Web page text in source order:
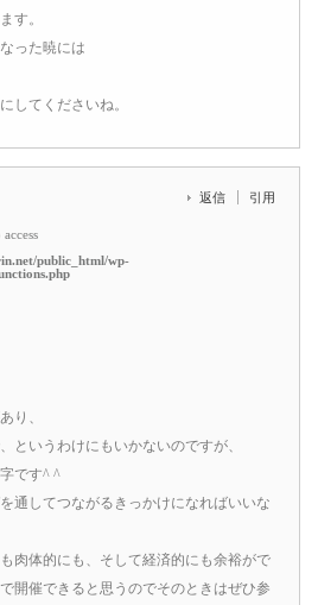
す。
った暁には
してくださいね。
public_html/wp-
返信 引用
り、
というわけにもいかないのですが、
です^ ^
通してつながるきっかけになればいいな
肉体的にも、そして経済的にも余裕がで
開催できると思うのでそのときはぜひ参